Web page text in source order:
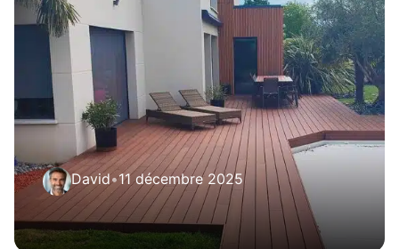
David•11 décembre 2025